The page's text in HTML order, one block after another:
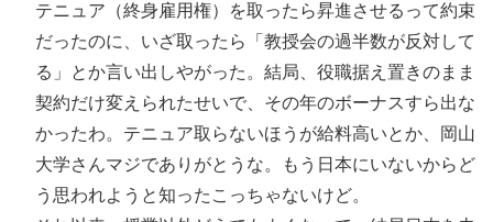
テニュア（終身雇用権）を取ったら昇進させるって約束
だったのに、いざ取ったら「教授会の過半数が反対して
る」とか言い出しやがった。結局、役職据え置きのまま
契約だけ変えられたせいで、その年のボーナスすら出な
かったわ。テニュア取らないほうが給料高いとか、岡山
大学さんマジでありがとうな。もう日本にいないからど
う思われようと知ったこっちゃないけど。